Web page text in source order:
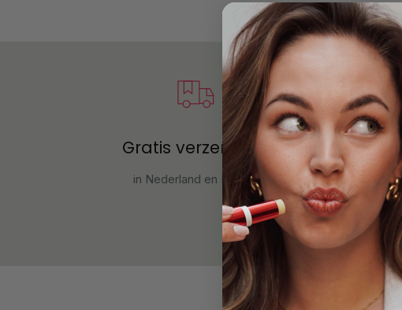
Gratis verzending
in Nederland en België.
Met 30